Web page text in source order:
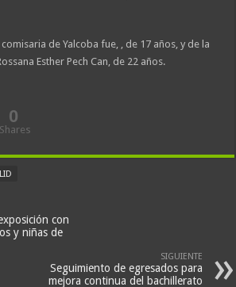
de Yalcoba fue, , de 17 años, y de la
Esther Pech Can, de 22 años.
0
Shares
con
y niñas de
SIGUIENTE
Seguimiento de egresados para
mejora continua del bachillerato